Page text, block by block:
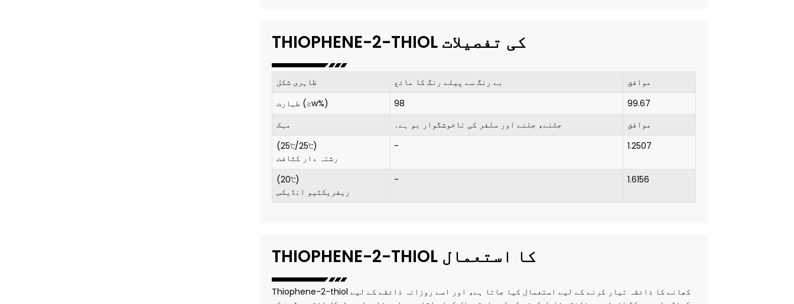
THIOPHENE-2-THIOL کی تفصیلات
ظاہری شکل بے رنگ سے پیلے رنگ کا مائع
موافق
طہارت (≥w%)
98
99.67
مہک
جلنے، جلنے اور سلفر کی ناخوشگوار بو ہے۔
موافق
(25℃/25℃)
رشتہ دار کثافت
- 1.2507
(20℃)
ریفریکٹیو انڈیکس
- 1.6156
THIOPHENE-2-THIOL کا استعمال
Thiophene-2-thiol کھانے کا ذائقہ تیار کرنے کے لیے استعمال کیا جاتا ہے، اور اسے روزانہ ذائقے کے لیے